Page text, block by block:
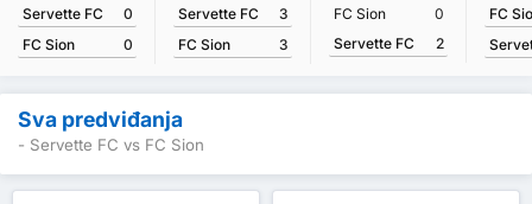
Servette FC
0
FC Sion
0
Servette FC
3
FC Sion
3
FC Sion
0
Servette FC
2
FC
Sva predviđanja
- Servette FC vs FC Sion